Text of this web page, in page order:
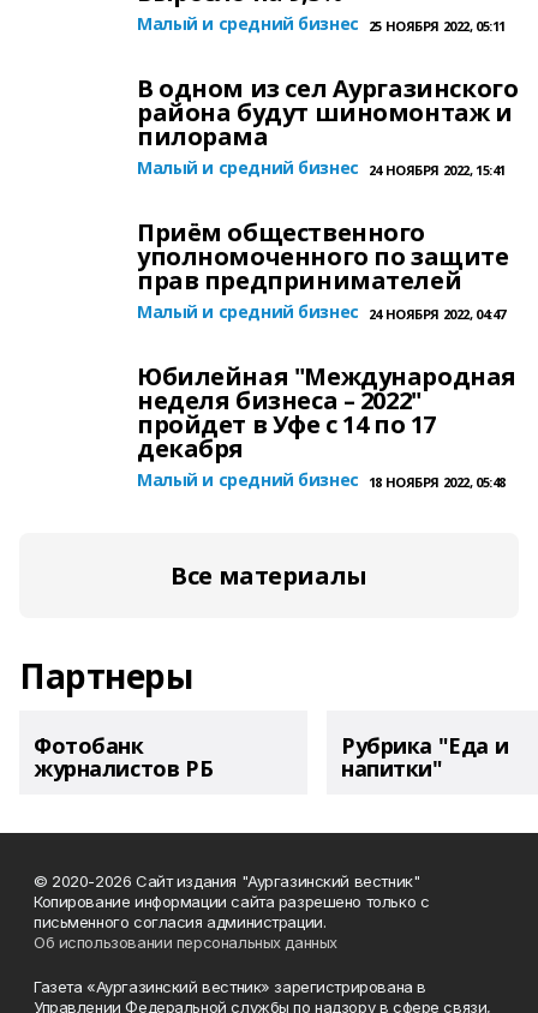
Малый и средний бизнес 25 НОЯБРЯ 2022, 05:11
В одном из сел Аургазинского
района будут шиномонтаж и
пилорама
Малый и средний бизнес 24 НОЯБРЯ 2022, 15:41
Приём общественного
уполномоченного по защите
прав предпринимателей
Малый и средний бизнес 24 НОЯБРЯ 2022, 04:47
Юбилейная "Международная
неделя бизнеса – 2022"
пройдет в Уфе с 14 по 17
декабря
Малый и средний бизнес 18 НОЯБРЯ 2022, 05:48
Все материалы
Партнеры
Фотобанк
журналистов РБ
Рубрика "Еда и
напитки"
© 2020-2026 Сайт издания "Аургазинский вестник"
Копирование информации сайта разрешено только с
письменного согласия администрации.
Об использовании персональных данных
Газета «Аургазинский вестник» зарегистрирована в
Управлении Федеральной службы по надзору в сфере связи,